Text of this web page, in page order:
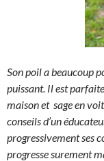
Son poil a beaucoup
puissant. Il est
maison et sage en
conseils d’un
progressivement ses
progresse surement